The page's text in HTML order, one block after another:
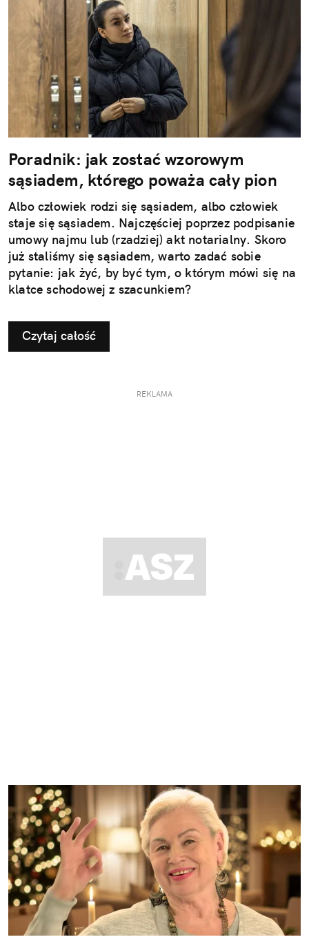
Poradnik: jak zostać wzorowym
sąsiadem, którego poważa cały pion
Albo człowiek rodzi się sąsiadem, albo człowiek
staje się sąsiadem. Najczęściej poprzez podpisanie
umowy najmu lub (rzadziej) akt notarialny. Skoro
już staliśmy się sąsiadem, warto zadać sobie
pytanie: jak żyć, by być tym, o którym mówi się na
klatce schodowej z szacunkiem?
Czytaj całość
REKLAMA